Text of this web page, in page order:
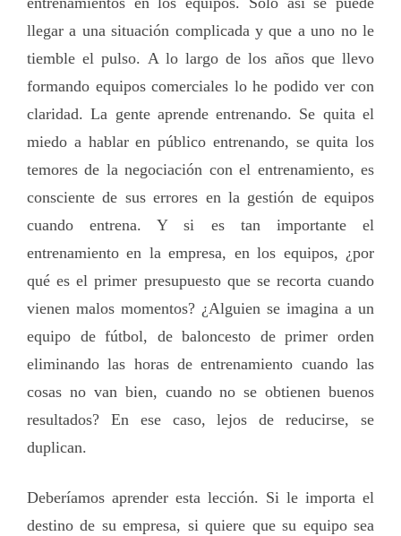
llegar a una situación complicada y que a uno no le
tiemble el pulso. A lo largo de los años que llevo
formando equipos comerciales lo he podido ver con
claridad. La gente aprende entrenando. Se quita el
miedo a hablar en público entrenando, se quita los
temores de la negociación con el entrenamiento, es
consciente de sus errores en la gestión de equipos
cuando entrena. Y si es tan importante el
entrenamiento en la empresa, en los equipos, ¿por
qué es el primer presupuesto que se recorta cuando
vienen malos momentos? ¿Alguien se imagina a un
equipo de fútbol, de baloncesto de primer orden
eliminando las horas de entrenamiento cuando las
cosas no van bien, cuando no se obtienen buenos
resultados? En ese caso, lejos de reducirse, se
duplican.
Deberíamos aprender esta lección. Si le importa el
destino de su empresa, si quiere que su equipo sea